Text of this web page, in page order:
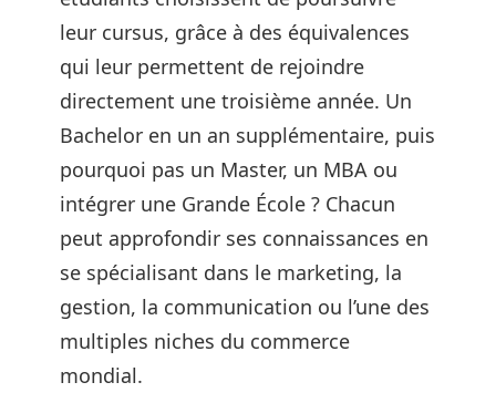
leur cursus, grâce à des équivalences
qui leur permettent de rejoindre
directement une troisième année. Un
Bachelor en un an supplémentaire, puis
pourquoi pas un Master, un MBA ou
intégrer une Grande École ? Chacun
peut approfondir ses connaissances en
se spécialisant dans le marketing, la
gestion, la communication ou l’une des
multiples niches du commerce
mondial.